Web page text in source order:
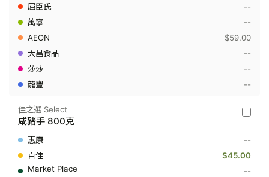
咸
手
--
--
$59.00
--
--
--
佳
-
豬
佳之選 Select
咸豬手 800克
--
$45.00
--